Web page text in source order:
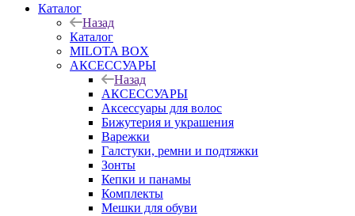
Каталог
Назад
Каталог
MILOTA BOX
АКСЕССУАРЫ
Назад
АКСЕССУАРЫ
Аксессуары для волос
Бижутерия и украшения
Варежки
Галстуки, ремни и подтяжки
Зонты
Кепки и панамы
Комплекты
Мешки для обуви